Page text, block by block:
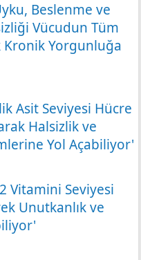
Beslenme ve
Vücudun Tüm
Yorgunluğa
Asit Seviyesi Hücre
Halsizlik ve
Yol Açabiliyor'
Vitamini Seviyesi
Unutkanlık ve